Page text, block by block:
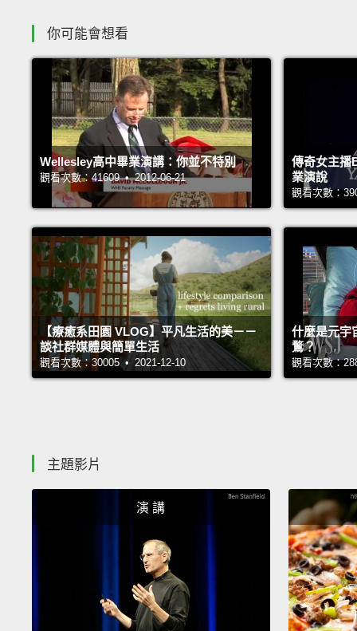
你可能會想看
Wellesley高中畢業演講：你並不特別
觀看次數：41609 • 2012-06-21
傳奇女主播
業演說
觀看次數：
【療癒系田園 VLOG】平凡生活的美－－
談社群媒體與簡單生活
觀看次數：30005 • 2021-12-10
什麼是元宇
鶩？
觀看次數：
主題影片
演 講